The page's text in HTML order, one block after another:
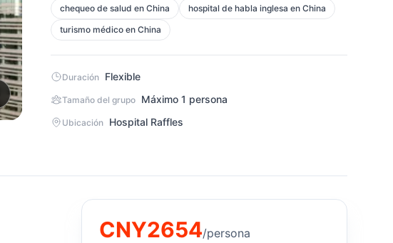
chequeo de salud en China
hospital de habla inglesa en China
turismo médico en China
Duración Flexible
Tamaño del grupo Máximo 1 persona
Ubicación Hospital Raffles
CNY2654/persona